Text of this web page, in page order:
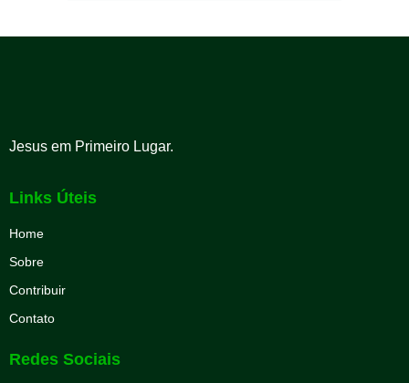
Jesus em Primeiro Lugar.
Links Úteis
Home
Sobre
Contribuir
Contato
Redes Sociais